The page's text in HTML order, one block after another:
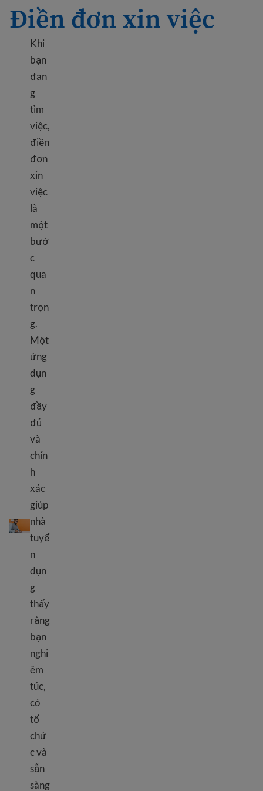
Điền đơn xin việc
Điền đơn xin việc
Khi
bạn
đan
g
tìm
việc,
điền
đơn
xin
việc
là
một
bướ
c
qua
n
trọn
g.
Một
ứng
dụn
g
đầy
đủ
và
chín
h
xác
giúp
nhà
tuyể
n
dụn
g
thấy
rằng
bạn
nghi
êm
túc,
có
tổ
chứ
c và
sẵn
sàng